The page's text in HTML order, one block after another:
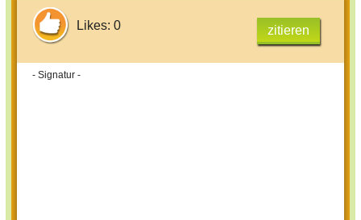
Likes: 0 zitieren
- Signatur -